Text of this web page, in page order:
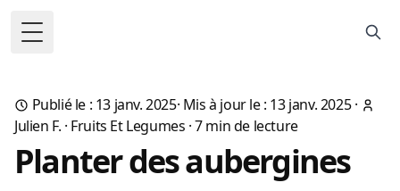
Toggle Menu
Publié le : 13 janv. 2025· Mis à jour le : 13 janv. 2025·
Julien F. · Fruits Et Legumes ·7min de lecture
Planter des aubergines